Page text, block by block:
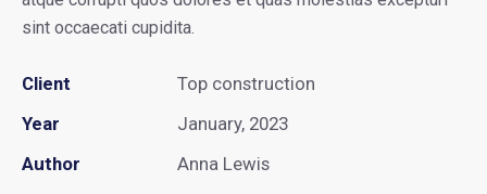
sint occaecati cupidita.
Client
Top construction
Year
January, 2023
Author
Anna Lewis